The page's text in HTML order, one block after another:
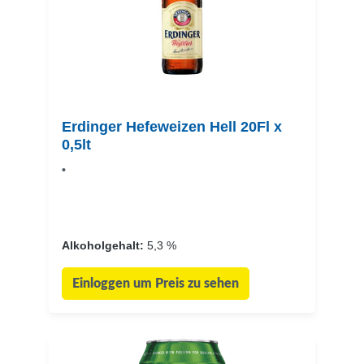
Erdinger Hefeweizen Hell 20Fl x
0,5lt
•
Alkoholgehalt: 5,3 %
Einloggen um Preis zu sehen